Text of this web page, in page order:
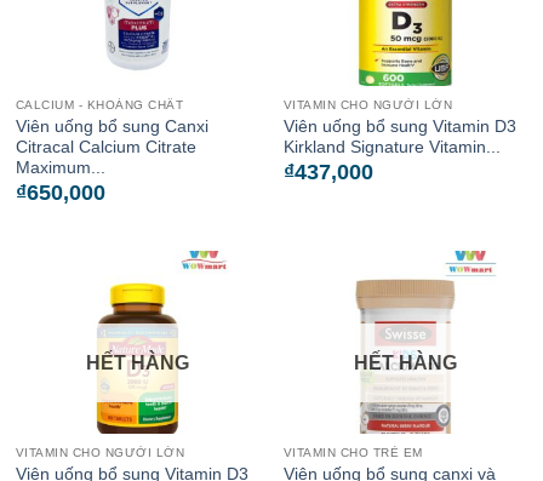
CALCIUM - KHOÁNG CHẤT
Viên uống bổ sung Canxi
Citracal Calcium Citrate
Maximum...
₫650,000
VITAMIN CHO NGƯỜI LỚN
Viên uống bổ sung Vitamin D3
Kirkland Signature Vitamin...
₫437,000
HẾT HÀNG
VITAMIN CHO NGƯỜI LỚN
Viên uống bổ sung Vitamin D3
HẾT HÀNG
VITAMIN CHO TRẺ EM
Viên uống bổ sung canxi và